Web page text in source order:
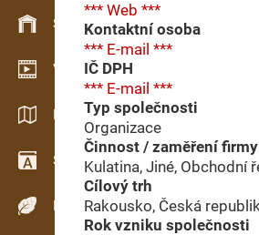
Skladové hospodářství
Video showroom
Katalogy / Brožury
Slovník
Dřeviny
*** Web ***
Kontaktní osoba
*** E-mail ***
IČ DPH
*** E-mail ***
Typ společnosti
Organizace
Činnost / zaměření firmy
Kulatina, Jiné, Obchodní
Cílový trh
Rakousko, Česká
Rok vzniku společnosti